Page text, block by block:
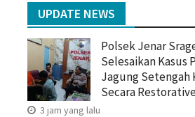
UPDATE NEWS
Polsek Jenar
Selesaikan Kasus
Jagung Setengah
Secara
3 jam yang lalu